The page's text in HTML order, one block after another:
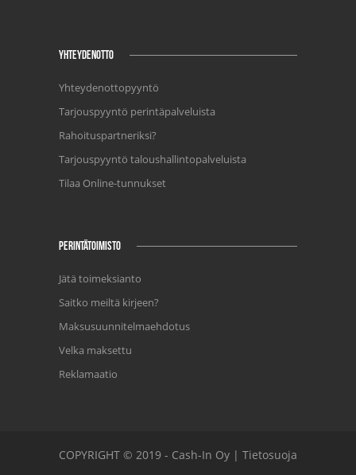
YHTEYDENOTTO
Yhteydenottopyyntö
Tarjouspyyntö perintäpalveluista
Rahoituspartneriksi?
Tarjouspyyntö taloushallintopalveluista
Tilaa Online-tunnukset
PERINTÄTOIMISTO
Jätä toimeksianto
Saitko meiltä kirjeen?
Maksusuunnitelmaehdotus
Velka maksettu
Reklamaatio
COPYRIGHT © 2019 - Cash-In Oy | Tietosuoja